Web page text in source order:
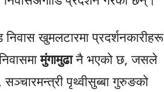
खुमलटारमा प्रदर्शनकारीहरू
मुंगामुढानै भएको छ, जसले
पृथ्वीसुब्बा गुरुङको